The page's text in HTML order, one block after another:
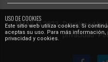
USO DE COOKIES
Este sitio web utiliza cookies. Si
aceptas su uso. Para más
privacidad y cookies.
FMAB© 2023·Developed by
privacidad·